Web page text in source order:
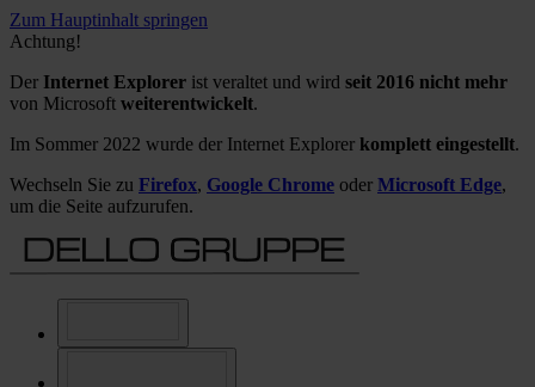
Zum Hauptinhalt springen
Achtung!
Der Internet Explorer ist veraltet und wird seit 2016 nicht mehr
von Microsoft weiterentwickelt.
Im Sommer 2022 wurde der Internet Explorer komplett eingestellt.
Wechseln Sie zu Firefox, Google Chrome oder Microsoft Edge,
um die Seite aufzurufen.